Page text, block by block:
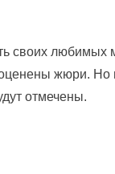
своих
жюри.
отмечены.